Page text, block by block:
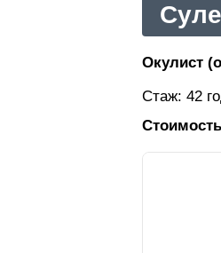
Окулист
Стаж: 42